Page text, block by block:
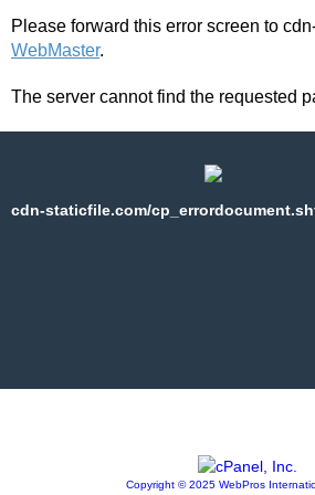
Please forward this error screen to
WebMaster.
The server cannot find the requested
cdn-staticfile.com/
Copyright © 2025 WebPros